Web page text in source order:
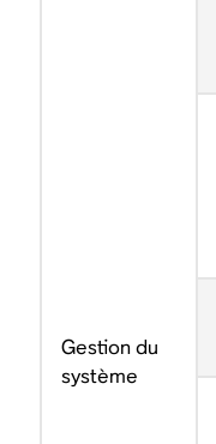
Gestion du
système